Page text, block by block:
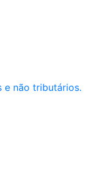
e não tributários.